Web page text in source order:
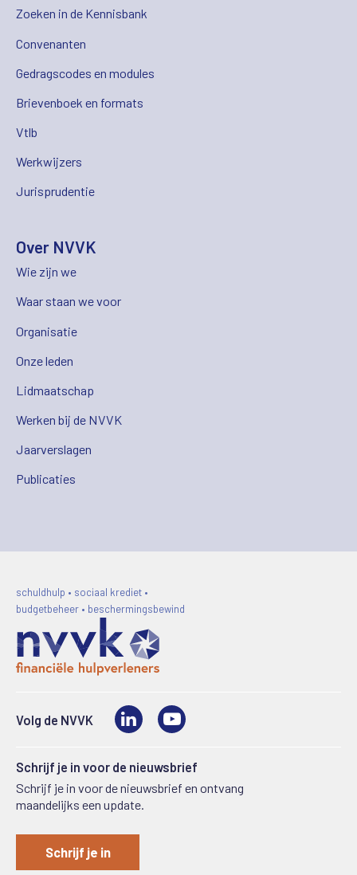
Zoeken in de Kennisbank
Convenanten
Gedragscodes en modules
Brievenboek en formats
Vtlb
Werkwijzers
Jurisprudentie
Over NVVK
Wie zijn we
Waar staan we voor
Organisatie
Onze leden
Lidmaatschap
Werken bij de NVVK
Jaarverslagen
Publicaties
schuldhulp • sociaal krediet •
budgetbeheer • beschermingsbewind
Volg de NVVK LinkedIn
Schrijf je in voor de nieuwsbrief
Schrijf je in voor de nieuwsbrief en ontvang
maandelijks een update.
Schrijf je in